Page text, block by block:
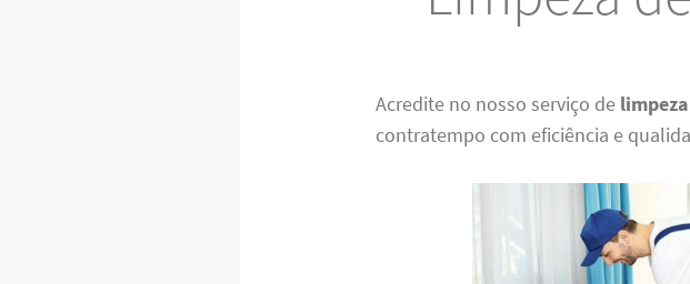
Acredite no nosso serviço de
contratempo com eficiência e